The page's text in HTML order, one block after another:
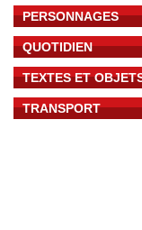
PERSONNAGES
QUOTIDIEN
TEXTES ET
TRANSPORT